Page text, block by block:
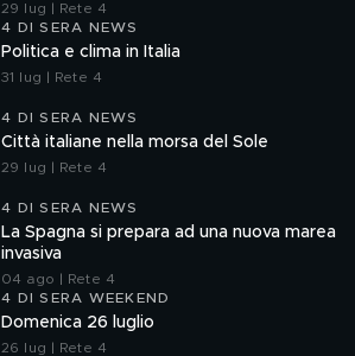
29 lug | Rete 4
4 DI SERA NEWS
Politica e clima in Italia
31 lug | Rete 4
4 DI SERA NEWS
Città italiane nella morsa del Sole
29 lug | Rete 4
4 DI SERA NEWS
La Spagna si prepara ad una nuova marea
invasiva
04 ago | Rete 4
4 DI SERA WEEKEND
Domenica 26 luglio
26 lug | Rete 4